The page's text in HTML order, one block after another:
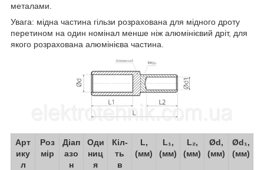
металами.
Увага: мідна частина гільзи розрахована для мідного дроту
перетином на один номінал менше ніж алюмінієвий дріт, для
якого розрахована алюмінієва частина.
Арт
ику
л
Роз
мір
Діап
азо
н
Оди
ниц
я
Кіл-
ть
в
L,
(мм)
L₁,
(мм)
L₂,
(мм)
Ød,
(мм)
Ød₁,
(мм)